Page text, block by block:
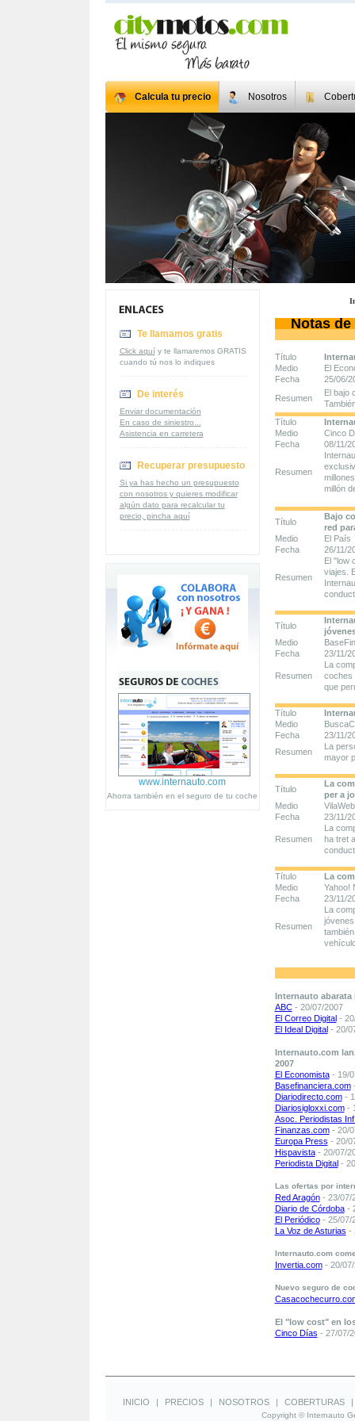
Calcula tu precio Nosotros
Te llamamos gratis
Click aquíy te llamaremos GRATIS
cuando tú nos lo indiques
De interés
Enviar documentación
En caso de siniestro...
Asistencia en carretera
Recuperar presupuesto
Si ya has hecho un presupuesto
con nosotros y quieres modificar
algún dato para recalcular tu
precio, pincha aquí
www.internauto.com
Ahorra también en el seguro de tu coche
Notas
Título
Medio
El
Fecha
25/06/
Resumen
El bajo
Título
Medio
Cinco
Fecha
08/11/
Resumen
millón
Título
Bajo
red
Medio
El País
Fecha
26/11/
Resumen
El "low
viajes.
Título
Medio
Fecha
23/11/
Resumen
La
coches
que
Título
Medio
Fecha
23/11/
Resumen
La
mayor
Título
La
per a
Medio
VilaWeb
Fecha
23/11/
Resumen
La
ha tret
Título
La
Medio
Yahoo!
Fecha
23/11/
Resumen
La
Internauto abarata
ABC- 20/07/2007
El Correo Digital-
El Ideal Digital- 20/
Internauto.com
2007
El Economista- 19/
Basefinanciera.com-
Diariodirecto.com-
Diariosigloxxi.com-
Asoc. Periodistas
Finanzas.com- 20/
Europa Press - 20/
Hispavista- 20/07/
Periodista Digital-
Las ofertas por
Red Aragón- 23/07/
Diario de Córdoba-
El Periódico- 25/07/
La Voz de Asturias -
Internauto.com
Invertia.com- 20/07/
Nuevo seguro de
El "low cost" en
Cinco Días - 27/07/
INICIO | PRECIOS | NOSOTROS | COBERTURAS |
Copyright © Internauto